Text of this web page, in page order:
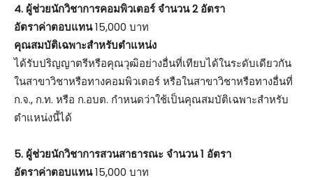
4. ผู้ช่วยนักวิชาการคอมพิวเตอร์ จำนวน 2 อัตรา
อัตราค่าตอบแทน15,000 บาท
คุณสมบัติเฉพาะสำหรับตำแหน่ง
ได้รับปริญญาตรีหรือคุณวุฒิอย่างอื่นที่เทียบได้ในระดับเดียวกัน
ในสาขาวิชาหรือทางคอมพิวเตอร์ หรือในสาขาวิชาหรือทางอื่นที่
ก.จ., ก.ท. หรือ ก.อบต. กำหนดว่าใช้เป็นคุณสมบัติเฉพาะสำหรับ
ตำแหน่งนี้ได้
5. ผู้ช่วยนักวิชาการสวนสาธารณะ จำนวน 1 อัตรา
อัตราค่าตอบแทน15,000 บาท